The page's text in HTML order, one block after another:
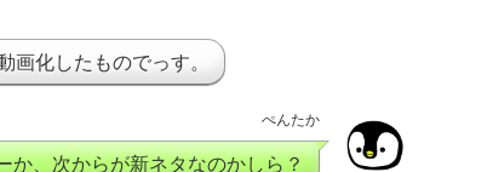
画化したものでっす。
ぺんたか
か、次からが新ネタなのかしら？